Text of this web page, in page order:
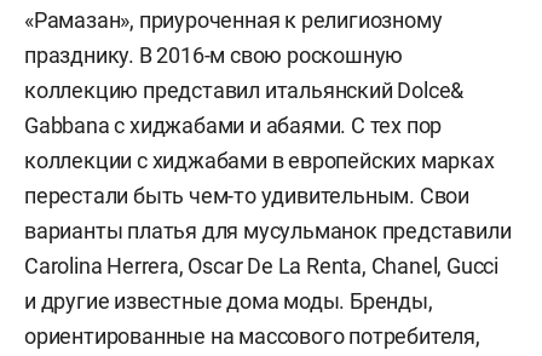
«Рамазан», приуроченная к религиозному
празднику. В 2016-м свою роскошную
коллекцию представил итальянский Dolce&
Gabbana c хиджабами и абаями. С тех пор
коллекции с хиджабами в европейских марках
перестали быть чем-то удивительным. Свои
варианты платья для мусульманок представили
Carolina Herrera, Oscar De La Renta, Chanel, Gucci
и другие известные дома моды. Бренды,
ориентированные на массового потребителя,